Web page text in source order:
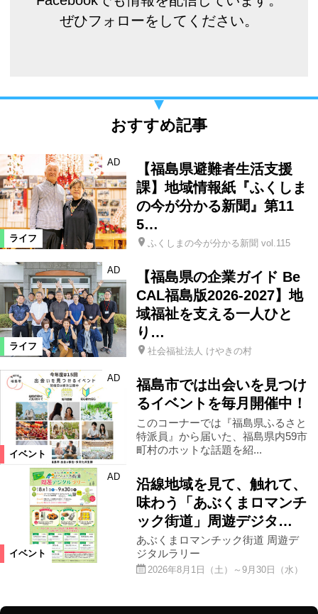
ぜひフォローをしてください。
おすすめ記事
ライフ
AD
【福島県避難者生活支援
課】地域情報紙『ふくしま
の今が分かる新聞』第11
5…
ふくしまの今が分かる新聞 vol.115
ライフ
AD
【福島県の企業ガイド Be
CAL福島版2026-2027】地
域福祉を支える一人ひと
り…
社会福祉法人 けやきの村
イベント
AD
福島市では出会いを見つけ
るイベントを毎月開催中！
このコーナーでは『福島県ふるさと
特派員』から届いた、福島県内59市
町村のホットな話題を紹...
イベント
AD
沿線地域を見て、触れて、
味わう「あぶくまロマンチ
ック街道」周遊デジタ…
あぶくまロマンチック街道 周遊デ
ジタルラリー
2026年8月1日（土）～9月30日（水）